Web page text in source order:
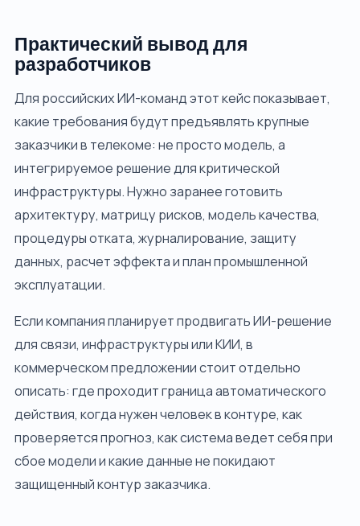
Практический вывод для
разработчиков
Для российских ИИ-команд этот кейс показывает,
какие требования будут предъявлять крупные
заказчики в телекоме: не просто модель, а
интегрируемое решение для критической
инфраструктуры. Нужно заранее готовить
архитектуру, матрицу рисков, модель качества,
процедуры отката, журналирование, защиту
данных, расчет эффекта и план промышленной
эксплуатации.
Если компания планирует продвигать ИИ-решение
для связи, инфраструктуры или КИИ, в
коммерческом предложении стоит отдельно
описать: где проходит граница автоматического
действия, когда нужен человек в контуре, как
проверяется прогноз, как система ведет себя при
сбое модели и какие данные не покидают
защищенный контур заказчика.